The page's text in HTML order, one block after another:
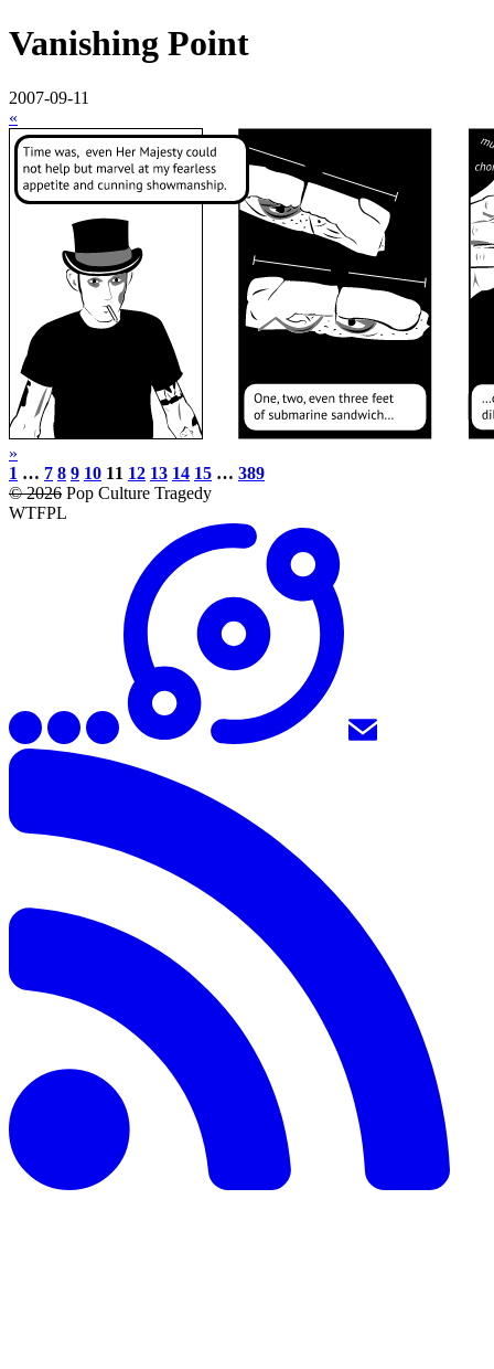
Vanishing Point
2007-09-11
«
»
1 … 7 8 9 10 11 12 13 14 15 … 389
© 2026 Pop Culture Tragedy
WTFPL